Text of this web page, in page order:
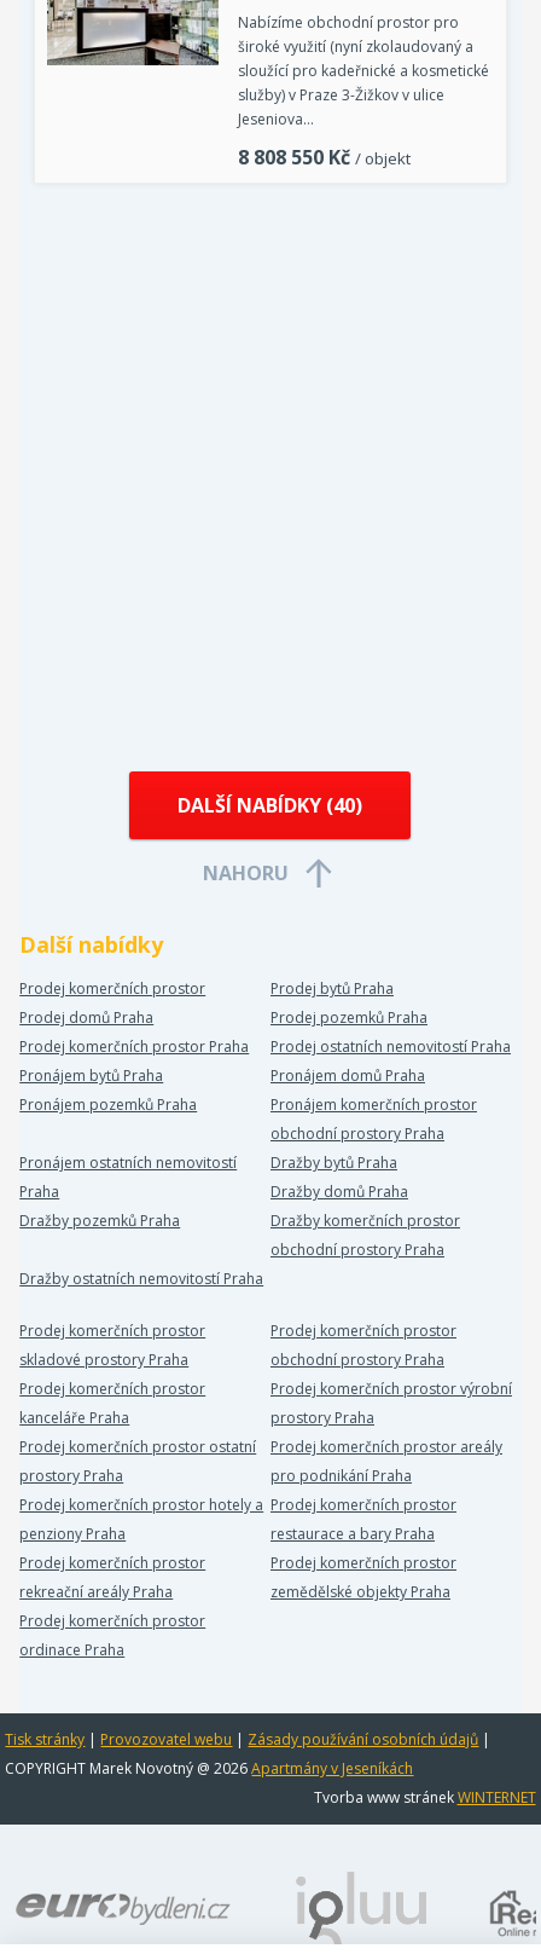
Nabízíme obchodní prostor pro
široké využití (nyní zkolaudovaný a
sloužící pro kadeřnické a kosmetické
služby) v Praze 3-Žižkov v ulice
Jeseniova…
8 808 550 Kč / objekt
DALŠÍ NABÍDKY (40)
NAHORU
Další nabídky
Prodej komerčních prostor
Prodej bytů Praha
Prodej domů Praha
Prodej pozemků Praha
Prodej komerčních prostor Praha
Prodej ostatních nemovitostí Praha
Pronájem bytů Praha
Pronájem domů Praha
Pronájem pozemků Praha
Pronájem komerčních prostor
obchodní prostory Praha
Pronájem ostatních nemovitostí
Praha
Dražby bytů Praha
Dražby domů Praha
Dražby pozemků Praha
Dražby komerčních prostor
obchodní prostory Praha
Dražby ostatních nemovitostí Praha
Prodej komerčních prostor
skladové prostory Praha
Prodej komerčních prostor
obchodní prostory Praha
Prodej komerčních prostor
kanceláře Praha
Prodej komerčních prostor výrobní
prostory Praha
Prodej komerčních prostor ostatní
prostory Praha
Prodej komerčních prostor areály
pro podnikání Praha
Prodej komerčních prostor hotely a
penziony Praha
Prodej komerčních prostor
restaurace a bary Praha
Prodej komerčních prostor
rekreační areály Praha
Prodej komerčních prostor
zemědělské objekty Praha
Prodej komerčních prostor
ordinace Praha
Tisk stránky | Provozovatel webu | Zásady používání osobních údajů |
COPYRIGHT Marek Novotný @ 2026Apartmány v Jeseníkách
Tvorba www stránekWINTERNET